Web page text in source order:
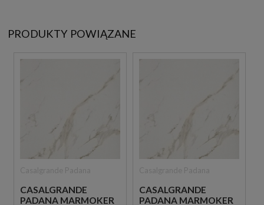
PRODUKTY POWIĄZANE
CASALGRANDE
PADANA MARMOKER
CASALGRANDE
PADANA MARMOKER